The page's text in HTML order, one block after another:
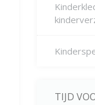
TIJD